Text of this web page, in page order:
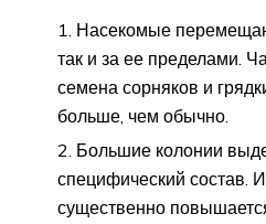
Насекомые
так и за ее пределами.
семена сорняков и
больше, чем обычно.
Большие колонии
специфический состав.
существенно